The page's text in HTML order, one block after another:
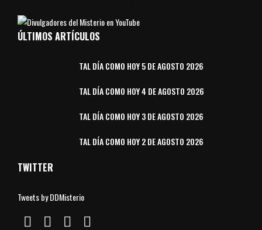
ÚLTIMOS ARTÍCULOS
TAL DÍA COMO HOY 5 DE AGOSTO 2026
TAL DÍA COMO HOY 4 DE AGOSTO 2026
TAL DÍA COMO HOY 3 DE AGOSTO 2026
TAL DÍA COMO HOY 2 DE AGOSTO 2026
TWITTER
Tweets by DDMisterio